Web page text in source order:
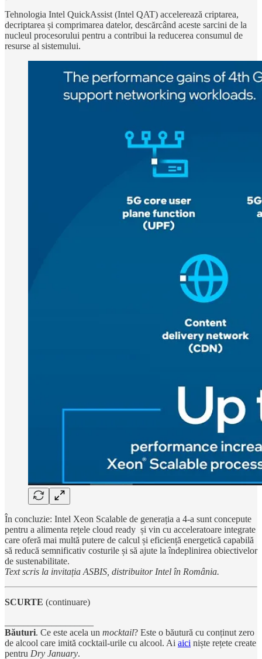
Tehnologia Intel QuickAssist (Intel QAT) accelerează criptarea,
decriptarea și comprimarea datelor, descărcând aceste sarcini de la
nucleul procesorului pentru a contribui la reducerea consumul de
resurse al sistemului.
În concluzie: Intel Xeon Scalable de generația a 4-a sunt concepute
pentru a alimenta rețele cloud ready și vin cu acceleratoare integrate
care oferă mai multă putere de calcul și eficiență energetică capabilă
să reducă semnificativ costurile și să ajute la îndeplinirea obiectivelor
de sustenabilitate.
Text scris la invitația ASBIS, distribuitor Intel în România.
SCURTE (continuare)
Băuturi. Ce este acela un mocktail? Este o băutură cu conținut zero
de alcool care imită cocktail-urile cu alcool. Ai aici niște rețete create
pentru Dry January.